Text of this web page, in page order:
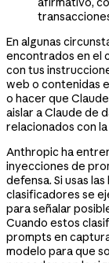
En algunas
encontrados en el
con tus
web o contenidas
o hacer que
aislar a Claude de
relacionados con
Anthropic ha
inyecciones de
defensa. Si usas
clasificadores se
para señalar
Cuando estos
prompts en
modelo para que